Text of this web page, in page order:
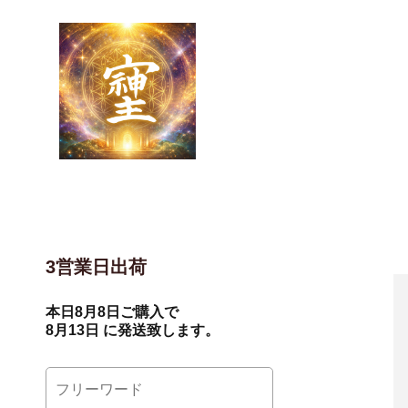
3営業日出荷
本日 8月8日 ご購入で
8月13日 に発送致します。